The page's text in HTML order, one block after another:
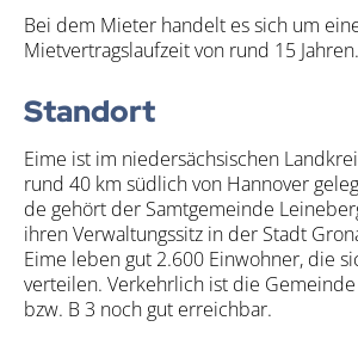
Bei dem Mie­ter han­delt es sich um
Miet­ver­trags­lauf­zeit von rund 15 Jah­ren.
Stand­ort
Eime ist im nie­der­säch­si­schen
rund 40 km süd­lich von Han­no­ver
de gehört der Samt­ge­mein­de
ihren Ver­wal­tungs­sitz in der Stadt
Eime leben gut 2.600 Ein­woh­ner, die
ver­tei­len. Ver­kehr­lich ist die
bzw. B 3 noch gut erreich­bar.